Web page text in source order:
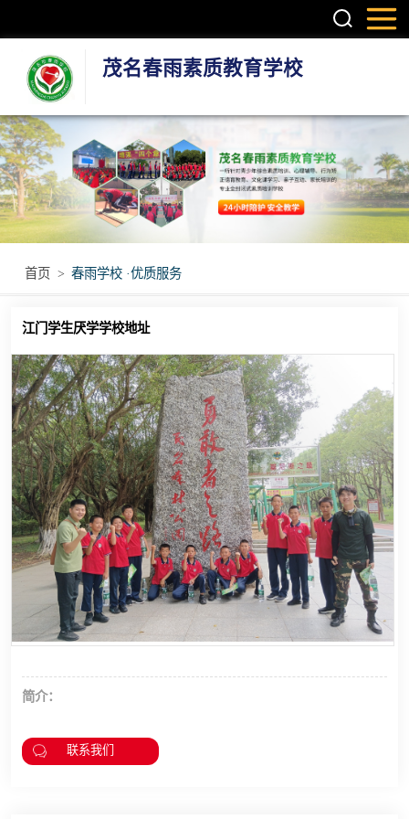
茂名春雨素质教育学校
首页 > 春雨学校 ·优质服务
江门学生厌学学校地址
简介：
联系我们
叛逆孩子学校
学生厌学学校
孩子厌学学校
青少年厌学学校